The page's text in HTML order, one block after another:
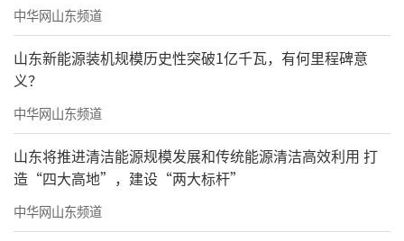
中华网山东频道
山东新能源装机规模历史性突破1亿千瓦，有何里程碑意
义？
中华网山东频道
山东将推进清洁能源规模发展和传统能源清洁高效利用 打
造“四大高地”，建设“两大标杆”
中华网山东频道